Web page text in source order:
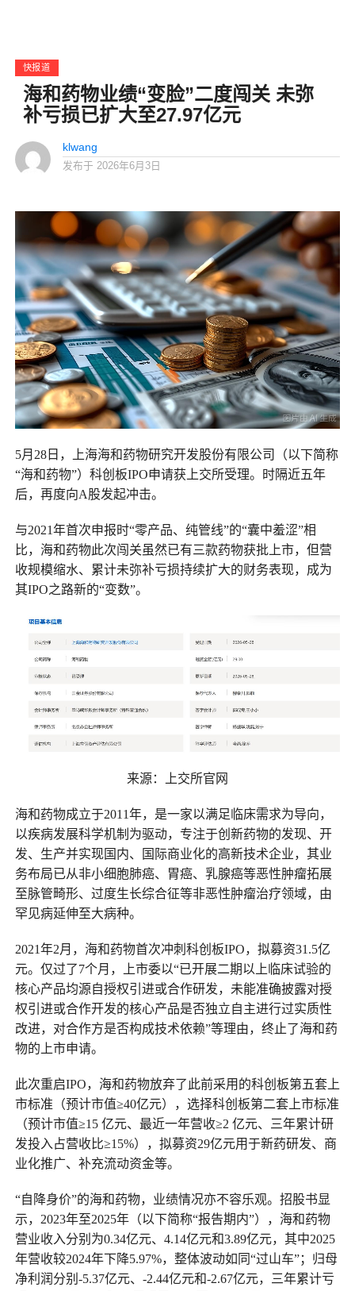
快报道
海和药物业绩“变脸”二度闯关 未弥
补亏损已扩大至27.97亿元
klwang
发布于 2026年6月3日
5月28日，上海海和药物研究开发股份有限公司（以下简称
“海和药物”）科创板IPO申请获上交所受理。时隔近五年
后，再度向A股发起冲击。
与2021年首次申报时“零产品、纯管线”的“囊中羞涩”相
比，海和药物此次闯关虽然已有三款药物获批上市，但营
收规模缩水、累计未弥补亏损持续扩大的财务表现，成为
其IPO之路新的“变数”。
来源：上交所官网
海和药物成立于2011年，是一家以满足临床需求为导向，
以疾病发展科学机制为驱动，专注于创新药物的发现、开
发、生产并实现国内、国际商业化的高新技术企业，其业
务布局已从非小细胞肺癌、胃癌、乳腺癌等恶性肿瘤拓展
至脉管畸形、过度生长综合征等非恶性肿瘤治疗领域，由
罕见病延伸至大病种。
2021年2月，海和药物首次冲刺科创板IPO，拟募资31.5亿
元。仅过了7个月，上市委以“已开展二期以上临床试验的
核心产品均源自授权引进或合作研发，未能准确披露对授
权引进或合作开发的核心产品是否独立自主进行过实质性
改进，对合作方是否构成技术依赖”等理由，终止了海和药
物的上市申请。
此次重启IPO，海和药物放弃了此前采用的科创板第五套上
市标准（预计市值≥40亿元），选择科创板第二套上市标准
（预计市值≥15 亿元、最近一年营收≥2 亿元、三年累计研
发投入占营收比≥15%），拟募资29亿元用于新药研发、商
业化推广、补充流动资金等。
“自降身价”的海和药物，业绩情况亦不容乐观。招股书显
示，2023年至2025年（以下简称“报告期内”），海和药物
营业收入分别为0.34亿元、4.14亿元和3.89亿元，其中2025
年营收较2024年下降5.97%，整体波动如同“过山车”；归母
净利润分别-5.37亿元、-2.44亿元和-2.67亿元，三年累计亏